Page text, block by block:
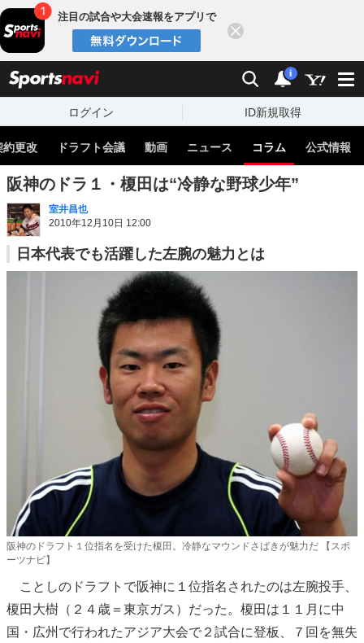
注目の試合や大会速報をアプリで
検索 通知
i
ログイン ID新規取得
約更改 ドラフト会議 動画 ニュース コラム 公式情報
阪神のドラ１・榎田は“冷静な野球少年”
室井昌也
2010年12月10日 12:00
日本代表でも活躍した左腕の魅力とは
阪神のドラフト１位指名を受けた榎田。冷静なマウンドさばきが魅力だ 【スポ
ーツナビ】
ことしのドラフトで阪神に１位指名されたのは左腕投手、
榎田大樹（２４歳＝東京ガス）だった。榎田は１１月に中
国・広州で行われたアジア大会で２試合に登板、７回を無失